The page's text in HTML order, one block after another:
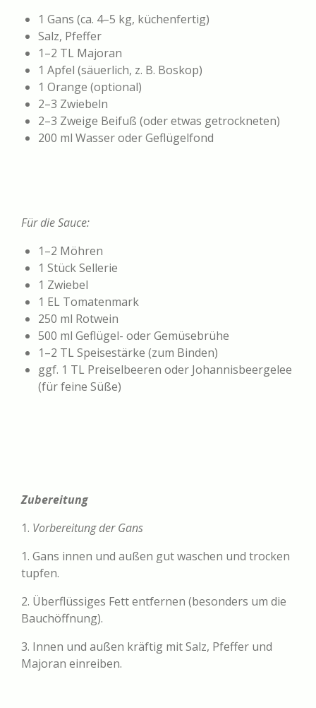
1 Gans (ca. 4–5 kg, küchenfertig)
Salz, Pfeffer
1–2 TL Majoran
1 Apfel (säuerlich, z. B. Boskop)
1 Orange (optional)
2–3 Zwiebeln
2–3 Zweige Beifuß (oder etwas getrockneten)
200 ml Wasser oder Geflügelfond
Für die Sauce:
1–2 Möhren
1 Stück Sellerie
1 Zwiebel
1 EL Tomatenmark
250 ml Rotwein
500 ml Geflügel- oder Gemüsebrühe
1–2 TL Speisestärke (zum Binden)
ggf. 1 TL Preiselbeeren oder Johannisbeergelee
(für feine Süße)
Zubereitung
1. Vorbereitung der Gans
1. Gans innen und außen gut waschen und trocken
tupfen.
2. Überflüssiges Fett entfernen (besonders um die
Bauchöffnung).
3. Innen und außen kräftig mit Salz, Pfeffer und
Majoran einreiben.